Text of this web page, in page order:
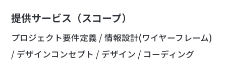
提供サービス（スコープ）
プロジェクト要件定義 / 情報設計(ワイヤーフレーム)
/ デザインコンセプト / デザイン / コーディング